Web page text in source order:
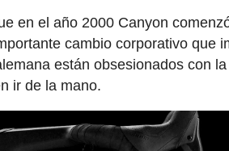
en el año 2000 Canyon
cambio corporativo que
están obsesionados con
ir de la mano.